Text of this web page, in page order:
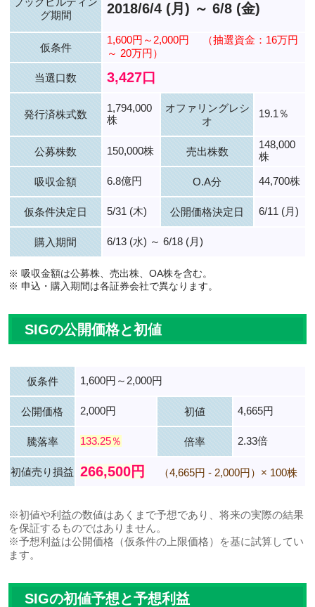
グ期間
2018/6/4 (月) ～ 6/8 (金)
仮条件
1,600円～2,000円
（抽選資金：16万円
～ 20万円）
当選口数 3,427口
発行済株式数
1,794,000
株
オファリングレシ
オ
19.1％
公募株数 150,000株 売出株数
148,000
株
吸収金額 6.8億円 O.A分 44,700株
仮条件決定日 5/31 (木) 公開価格決定日 6/11 (月)
購入期間 6/13 (水) ～ 6/18 (月)
※ 吸収金額は公募株、売出株、OA株を含む。
※ 申込・購入期間は各証券会社で異なります。
SIGの公開価格と初値
仮条件 1,600円～2,000円
公開価格 2,000円 初値 4,665円
騰落率 133.25％ 倍率 2.33倍
初値売り損益 266,500円 （4,665円 - 2,000円）× 100株
※初値や利益の数値はあくまで予想であり、将来の実際の結果
を保証するものではありません。
※予想利益は公開価格（仮条件の上限価格）を基に試算してい
ます。
SIGの初値予想と予想利益